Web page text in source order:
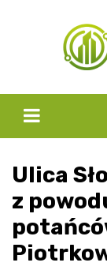
Ulica
z